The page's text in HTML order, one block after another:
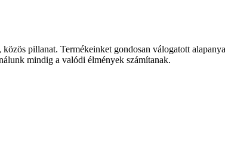
pillanat. Termékeinket gondosan válogatott
mindig a valódi élmények számítanak.